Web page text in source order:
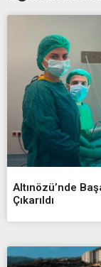
Altınözü’nde
Çıkarıldı